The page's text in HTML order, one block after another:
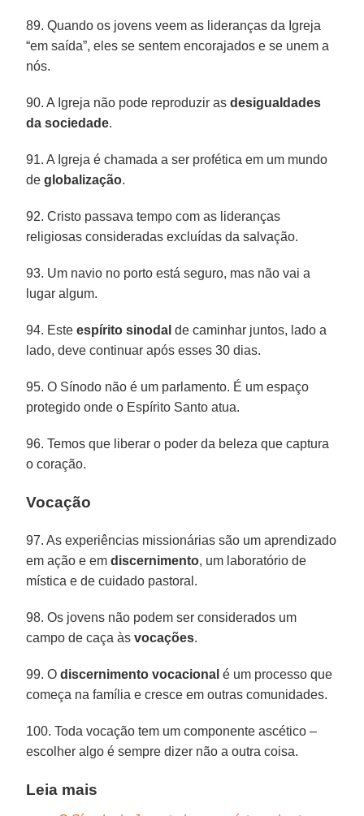
89. Quando os jovens veem as lideranças da Igreja
“em saída”, eles se sentem encorajados e se unem a
nós.
90. A Igreja não pode reproduzir asdesigualdades
da sociedade.
91. A Igreja é chamada a ser profética em um mundo
deglobalização.
92. Cristo passava tempo com as lideranças
religiosas consideradas excluídas da salvação.
93. Um navio no porto está seguro, mas não vai a
lugar algum.
94. Esteespírito sinodal de caminhar juntos, lado a
lado, deve continuar após esses 30 dias.
95. O Sínodo não é um parlamento. É um espaço
protegido onde o Espírito Santo atua.
96. Temos que liberar o poder da beleza que captura
o coração.
Vocação
97. As experiências missionárias são um aprendizado
em ação e emdiscernimento, um laboratório de
mística e de cuidado pastoral.
98. Os jovens não podem ser considerados um
campo de caça àsvocações.
99. Odiscernimento vocacional é um processo que
começa na família e cresce em outras comunidades.
100. Toda vocação tem um componente ascético –
escolher algo é sempre dizer não a outra coisa.
Leia mais